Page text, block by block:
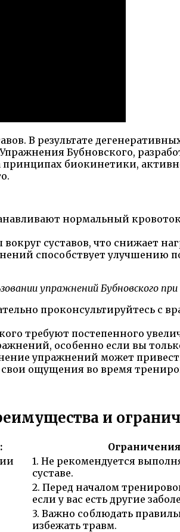
В результате
Бубновского,
биокинетики,
нормальный кровоток
суставов, что снижает
способствует улучшению
упражнений Бубновского
проконсультируйтесь с
требуют постепенного
особенно если вы
упражнений может
ощущения во время
и
1. Не рекомендуется
суставе.
2. Перед началом
если у вас есть другие
3. Важно соблюдать
избежать травм.